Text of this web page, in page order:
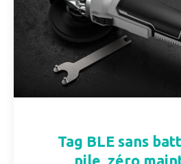
Tag BLE sans
pile, zéro